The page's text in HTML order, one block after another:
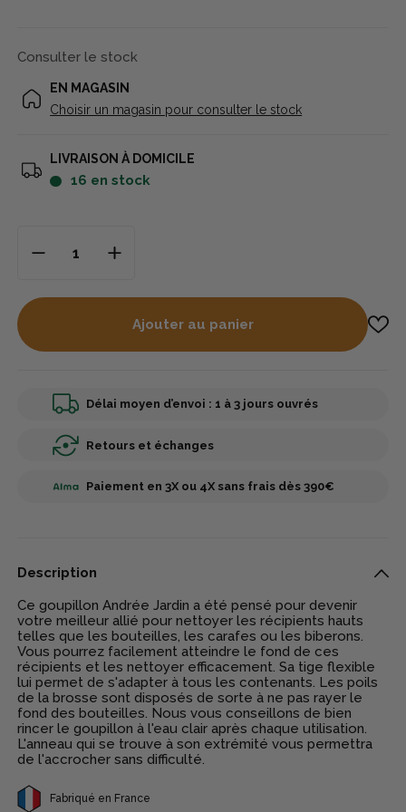
Consulter le stock
EN MAGASIN
Choisir un magasin pour consulter le stock
LIVRAISON À DOMICILE
16 en stock
Ajouter au panier
Délai moyen d’envoi : 1 à 3 jours ouvrés
Retours et échanges
Paiement en 3X ou 4X sans frais dès 390€
Description
Ce goupillon Andrée Jardin a été pensé pour devenir
votre meilleur allié pour nettoyer les récipients hauts
telles que les bouteilles, les carafes ou les biberons.
Vous pourrez facilement atteindre le fond de ces
récipients et les nettoyer efficacement. Sa tige flexible
lui permet de s'adapter à tous les contenants. Les poils
de la brosse sont disposés de sorte à ne pas rayer le
fond des bouteilles. Nous vous conseillons de bien
rincer le goupillon à l'eau clair après chaque utilisation.
L'anneau qui se trouve à son extrémité vous permettra
de l'accrocher sans difficulté.
Fabriqué en France